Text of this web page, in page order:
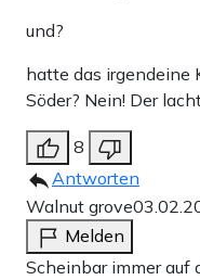
und?
hatte das irgendeine
Söder? Nein! Der
8
Antworten
Walnut grove
Melden
Scheinbar immer auf